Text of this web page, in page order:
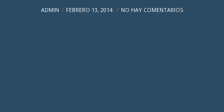
ADMIN FEBRERO 13, 2014 NO HAY COMENTARIOS